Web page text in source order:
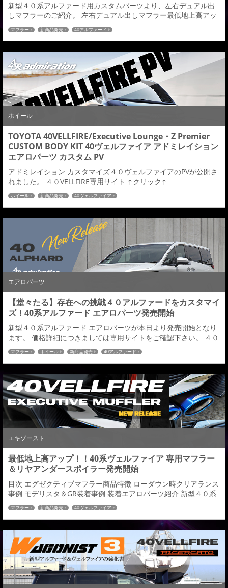
新型４０系アルファード用カスタムパーツより、左右デュアル出
しマフラーのご紹介。 左右デュアル出しマフラー最低地上高アッ
プマフラー◆アドミレイションエアロ用/純正バンパー対応用設定
有り ４０ALPHARAD：車検対応 ￥167,200（税込）～●AGH40W
：ガソリン車２WD（加速73dB/近接81dB）●AAHH40：ハイブリ
ッド車２WD（加速72dB/近接77dB）テールエンド２種：チタン
HY...
マフラー 新商品発売 40アルファード
ホイール
TOYOTA 40VELLFIRE/Executive Lounge・Z Premier
CUSTOM BODY KIT 40ヴェルファイア アドミレイション
エアロパーツ カスタム PV
アドミレイション カスタマイズ４０ヴェルファイアのPVが公開さ
れました。 ４０VELLFIRE専用サイト ↑クリック↑
ホイール 新商品発売 40ヴェルファイア
エアロパーツ
【堂々たる】存在への挑戦４０アルファードをカスタマイ
ズ！40系アルファード エアロパーツ発売開始
新型４０系アルファード エアロパーツが本日より発売開始となり
ます。 価格詳細につきましては専用サイトをご確認下さい。 ４０
ALPHARD専用サイト ↑クリック↑ ■フロントハーフスポイラーダ
クトやメッキ加飾をあえて施さない造形美溢れるアルファードに
相応しいワイド基調デザインに拘った構成とし、センター部とコ
ーナー（サイド）部を独立した造形とする事で塗分け塗装による
フローティングデザインを採用し立体的...
マフラー ホイール 新商品発売 40アルファード
エキゾースト
最低地上高アップ！！40系ヴェルファイア 専用マフラー
＆リヤアンダースポイラー発売開始
目次 エグゼクティブマフラー商品特徴 ローダウン時クリアランス
事例 モデリスタ＆GR装着事例 装着エアロパーツ紹介 新型４０系
ヴェルファイア用カスタムパーツより、左右デュアル出しマフラ
ー＆専用リアアンダースポイラーが本日より発売開始となりま
す。（エアロ用/純正バンパー対応） ４０VELLFIRE:発売中 設計レ
イアウトに拘り、純正よりも低くならないローダウン車にも対応
した最低地上高アップマフラーと...
マフラー 新商品発売 40ヴェルファイア